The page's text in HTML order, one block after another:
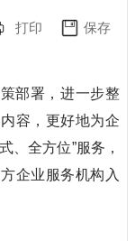
打印 保存
部署，进一步整
容，更好地为企
、全方位”服务，
企业服务机构入